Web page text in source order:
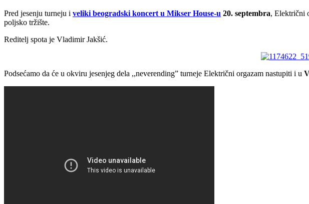
Pred jesenju turneju i veliki beogradski koncert u Mikser House-u 20. septembra, Električni
poljsko tržište.
Reditelj spota je Vladimir Jakšić.
Podsećamo da će u okviru jesenjeg dela ,,neverending” turneje Električni orgazam nastupiti i u